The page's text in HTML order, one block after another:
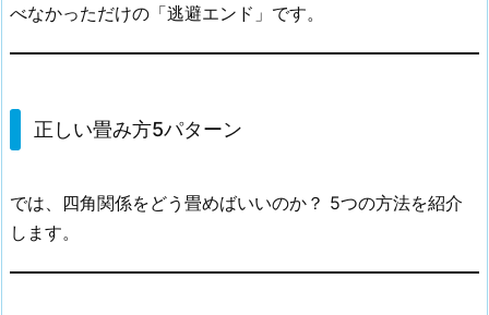
べなかっただけの「逃避エンド」です。
正しい畳み方5パターン
では、四角関係をどう畳めばいいのか？ 5つの方法を紹介
します。